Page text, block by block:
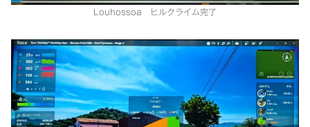
Louhossoa ヒルクライム完了